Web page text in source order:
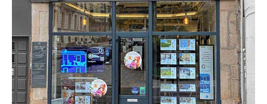
CENTURY 21 Seux Immobilier
37 rue Gambetta
ST ETIENNE - 42000
Envoyer un message